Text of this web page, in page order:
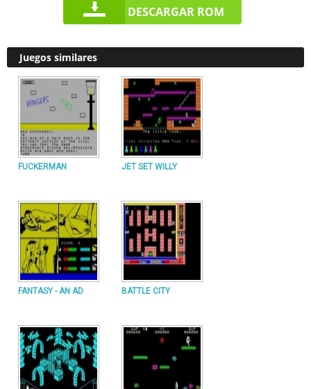
DESCARGAR ROM
Juegos similares
FUCKERMAN JET SET WILLY
FANTASY - AN AD BATTLE CITY